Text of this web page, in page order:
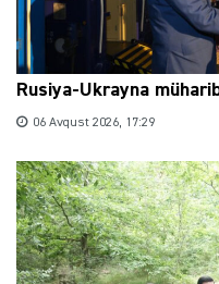
Rusiya-Ukrayna
06 Avqust 2026, 17:29